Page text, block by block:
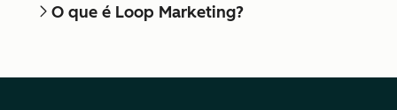
O que é Loop Marketing?